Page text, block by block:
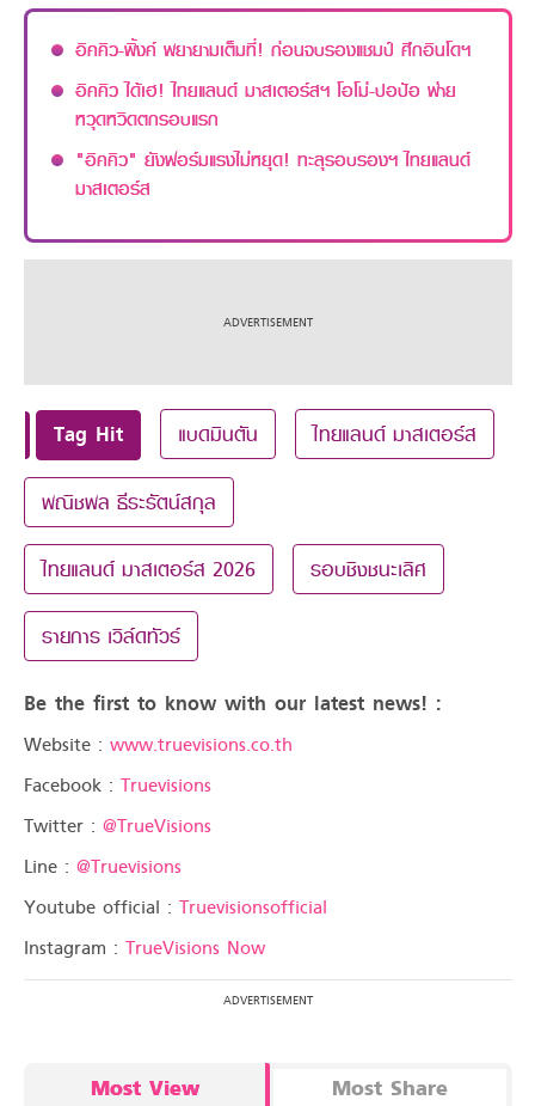
อิคคิว-พิ้งค์ พยายามเต็มที่! ก่อนจบรองแชมป์ ศึกอินโดฯ
อิคคิว ได้เฮ! ไทยแลนด์ มาสเตอร์สฯ โอโม่-ปอป้อ พ่าย
หวุดหวิดตกรอบแรก
"อิคคิว" ยังฟอร์มแรงไม่หยุด! ทะลุรอบรองฯ ไทยแลนด์
มาสเตอร์ส
Tag Hit แบดมินตัน ไทยแลนด์ มาสเตอร์ส
พณิชพล ธีระรัตน์สกุล
ไทยแลนด์ มาสเตอร์ส 2026 รอบชิงชนะเลิศ
รายการ เวิล์ดทัวร์
Be the first to know with our latest news! :
Website : www.truevisions.co.th
Facebook : Truevisions
Twitter : @TrueVisions
Line : @Truevisions
Youtube official : Truevisionsofficial
Instagram : TrueVisions Now
Most View Most Share